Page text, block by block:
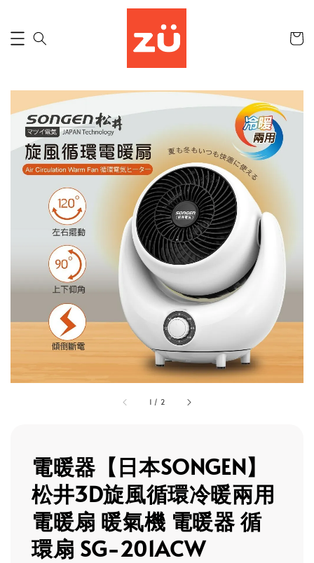
1 / 2
電暖器【日本SONGEN】
松井3D旋風循環冷暖兩用
電暖扇 暖氣機 電暖器 循
環扇 SG-201ACW